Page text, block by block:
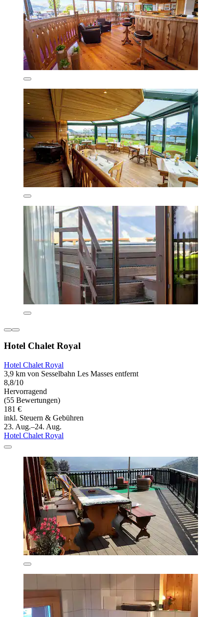
Hotel Chalet Royal
Hotel Chalet Royal
3,9 km von Sesselbahn Les Masses entfernt
8,8/10
Hervorragend
(55 Bewertungen)
181 €
inkl. Steuern & Gebühren
23. Aug.–24. Aug.
Hotel Chalet Royal